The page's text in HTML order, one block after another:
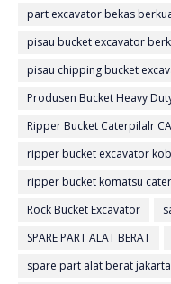
part excavator bekas
pisau bucket excavator
pisau chipping bucket
Produsen Bucket Heavy
Ripper Bucket Caterpilalr
ripper bucket excavator
ripper bucket komatsu
Rock Bucket Excavator
SPARE PART ALAT BERAT
spare part alat berat